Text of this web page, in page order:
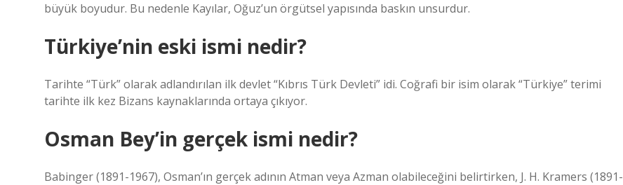
büyük boyudur. Bu nedenle Kayılar, Oğuz’un örgütsel yapısında baskın unsurdur.
Türkiye’nin eski ismi nedir?
Tarihte “Türk” olarak adlandırılan ilk devlet “Kıbrıs Türk Devleti” idi. Coğrafi bir isim olarak “Türkiye” terimi
tarihte ilk kez Bizans kaynaklarında ortaya çıkıyor.
Osman Bey’in gerçek ismi nedir?
Babinger (1891-1967), Osman’ın gerçek adının Atman veya Azman olabileceğini belirtirken, J. H. Kramers (1891-